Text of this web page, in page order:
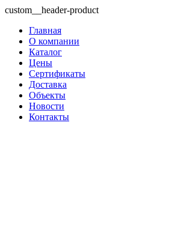
custom__header-product
Главная
О компании
Каталог
Цены
Сертификаты
Доставка
Объекты
Новости
Контакты